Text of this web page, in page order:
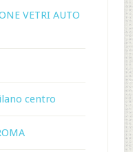
VETRI AUTO
centro